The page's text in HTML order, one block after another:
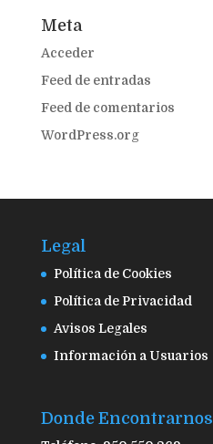
Meta
Acceder
Feed de entradas
Feed de comentarios
WordPress.org
Legal
Política de Cookies
Política de Privacidad
Avisos Legales
Información a Usuarios
Donde Encontrarnos